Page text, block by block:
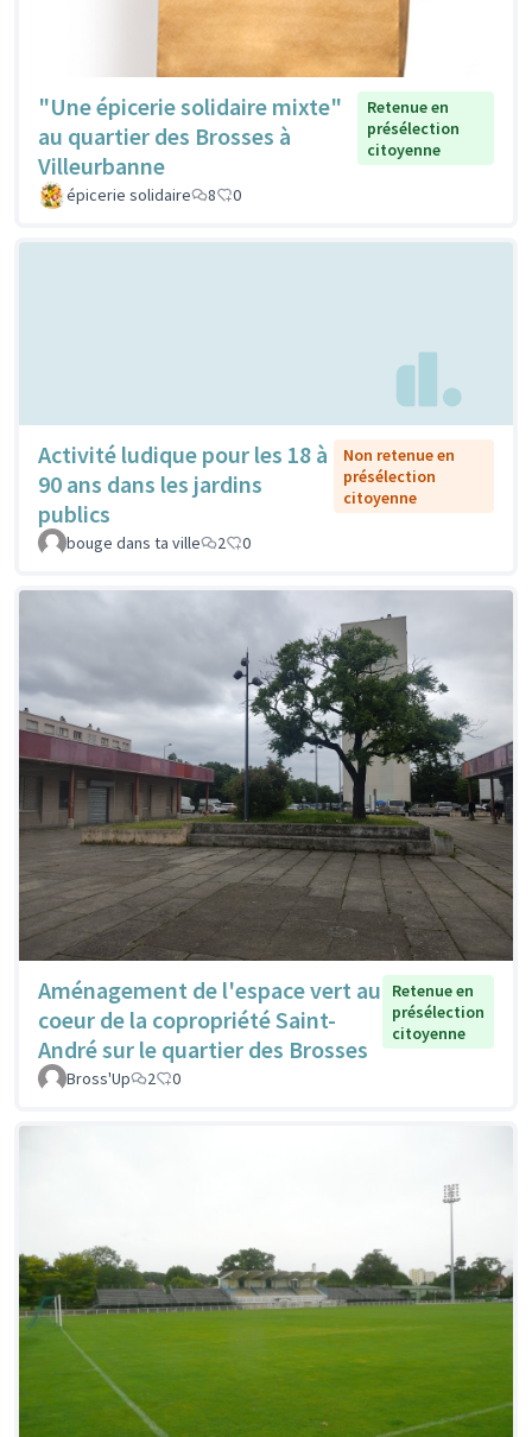
"Une épicerie solidaire mixte"
au quartier des Brosses à
Villeurbanne
Retenue en
présélection
citoyenne
épicerie solidaire 8 0
Activité ludique pour les 18 à
90 ans dans les jardins
publics
Non retenue en
présélection
citoyenne
bouge dans ta ville 2 0
Aménagement de l'espace vert au
coeur de la copropriété Saint-
André sur le quartier des Brosses
Retenue en
présélection
citoyenne
Bross'Up 2 0